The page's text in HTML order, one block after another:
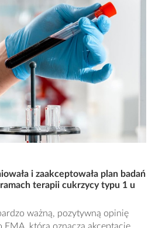
i zaakceptowała plan badań
terapii cukrzycy typu 1 u
ważną, pozytywną opinię